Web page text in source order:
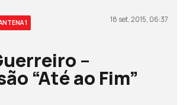
1 18 set, 2015, 06:37
–
“Até ao Fim”